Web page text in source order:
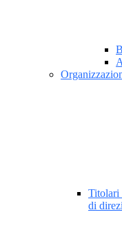
Titolari
di